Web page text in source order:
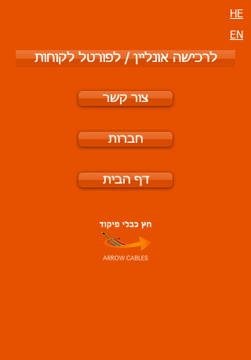
HE
EN
לרכישה אונליין / לפורטל לקוחות
צור קשר
חברות
דף הבית